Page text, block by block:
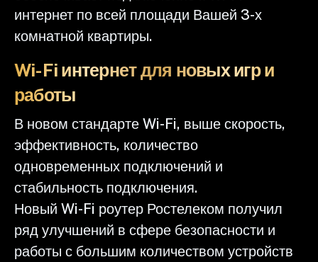
интернет по всей площади Вашей 3-х
комнатной квартиры.
Wi-Fi интернет для новых игр и
работы
В новом стандарте Wi-Fi, выше скорость,
эффективность, количество
одновременных подключений и
стабильность подключения.
Новый Wi-Fi роутер Ростелеком получил
ряд улучшений в сфере безопасности и
работы с большим количеством устройств